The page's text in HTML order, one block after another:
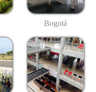
Bogotá